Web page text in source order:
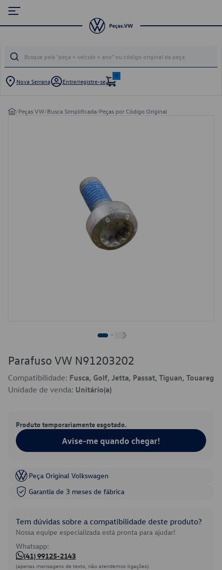
Nova Serrana Entre/registre-se
0
/Peças VW/Busca Simplificada/Peças por Código Original
Parafuso VW N91203202
Compatibilidade: Fusca, Golf, Jetta, Passat, Tiguan, Touareg
Unidade de venda: Unitário(a)
Produto temporariamente esgotado.
Avise-me quando chegar!
Peça Original Volkswagen
Garantia de 3 meses de fábrica
Tem dúvidas sobre a compatibilidade deste produto?
Nossa equipe especializada está pronta para ajudar!
Whatsapp:
(41) 99125-2143
(apenas mensagens de texto, não atendemos ligações)